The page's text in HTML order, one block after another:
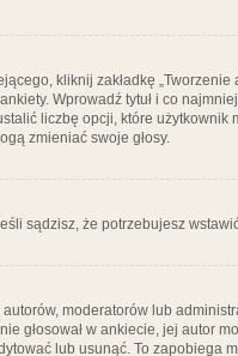
kliknij zakładkę
Wprowadź tytuł i co
liczbę opcji, które
zmieniać swoje głosy.
sądzisz, że potrzebujesz
moderatorów lub
głosował w ankiecie, jej autor
lub usunąć. To zapobiega